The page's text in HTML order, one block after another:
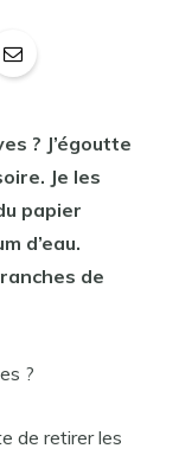
? J’égoutte
Je les
papier
d’eau.
de
?
de retirer les